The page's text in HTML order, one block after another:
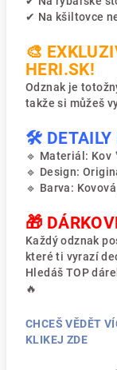
✔ Na kšiltovce
🎨
HERI.SK!
Odznak je
takže si můžeš
🛠️ DETAILY
🔹 Materiál: Kov
🔹 Design:
🔹 Barva:
🎁
Každý odznak
které ti vyrazí
Hledáš TOP
🔥
CHCEŠ VĚDĚT
KLIKEJ ZDE